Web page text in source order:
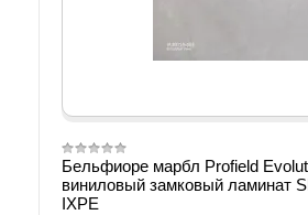
Бельфиоре марбл Profield
виниловый замковый ламинат
IXPE